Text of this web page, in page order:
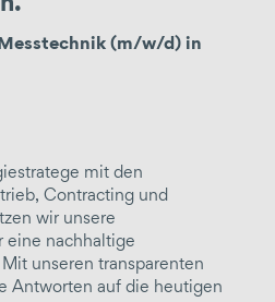
(m/w/d) in
mit den
Contracting und
wir unsere
eine nachhaltige
unseren transparenten
Antworten auf die heutigen